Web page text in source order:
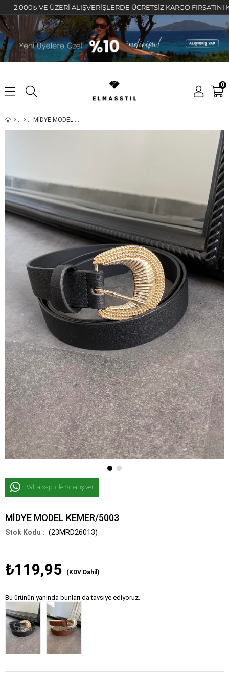
VE ÜZERİ ALIŞVERİŞLERDE ÜCRETSİZ KARGO FIRSATINI
0
MİDYE MODEL KEMER/5003
Whatsapp İle Sipariş ver
MİDYE MODEL KEMER/5003
(23MRD26013)
₺119,95 (KDV Dahil)
Bu ürünün yanında bunları da tavsiye ediyoruz.
Tükendi Tükendi